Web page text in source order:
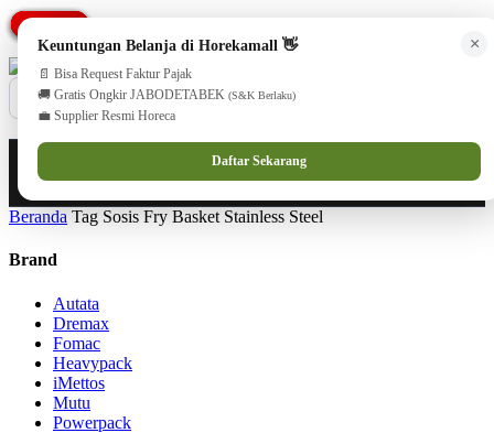
08551688000 (Customer Care)
×
Keuntungan Belanja di Horekamall 👋
📄 Bisa Request Faktur Pajak
🚚 Gratis Ongkir JABODETABEK (S&K Berlaku)
💼 Supplier Resmi Horeca
Daftar Sekarang
Beranda Tag Sosis Fry Basket Stainless Steel
Brand
Autata
Dremax
Fomac
Heavypack
iMettos
Mutu
Powerpack
PROMO
PROMO
PROMO
PROMO
PROMO
PROMO
PROMO